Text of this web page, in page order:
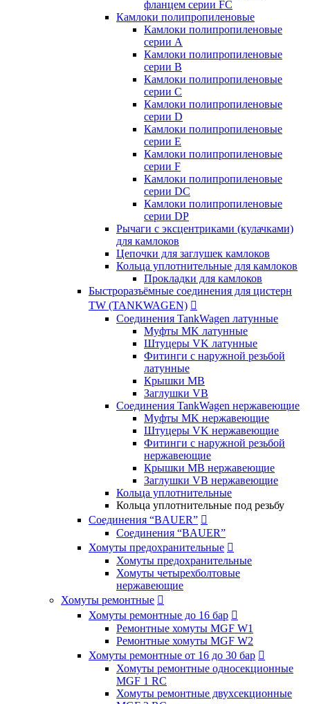
фланцем серии FC
Камлоки полипропиленовые
Камлоки полипропиленовые
серии А
Камлоки полипропиленовые
серии B
Камлоки полипропиленовые
серии C
Камлоки полипропиленовые
серии D
Камлоки полипропиленовые
серии Е
Камлоки полипропиленовые
серии F
Камлоки полипропиленовые
серии DC
Камлоки полипропиленовые
серии DP
Рычаги с эксцентриками (кулачками)
для камлоков
Цепочки для заглушек камлоков
Кольца уплотнительные для камлоков
Прокладки для камлоков
Быстроразъёмные соединения для цистерн
TW (TANKWAGEN) 
Соединения TankWagen латунные
Муфты MK латунные
Штуцеры VK латунные
Фитинги с наружной резьбой
латунные
Крышки MB
Заглушки VB
Соединения TankWagen нержавеющие
Муфты MK нержавеющие
Штуцеры VK нержавеющие
Фитинги с наружной резьбой
нержавеющие
Крышки MB нержавеющие
Заглушки VB нержавеющие
Кольца уплотнительные
Кольца уплотнительные под резьбу
Соединения “BAUER” 
Соединения “BAUER”
Хомуты предохранительные 
Хомуты предохранительные
Хомуты четырехболтовые
нержавеющие
Хомуты ремонтные 
Хомуты ремонтные до 16 бар 
Ремонтные хомуты MGF W1
Ремонтные хомуты MGF W2
Хомуты ремонтные от 16 до 30 бар 
Хомуты ремонтные односекционные
MGF 1 RC
Хомуты ремонтные двухсекционные